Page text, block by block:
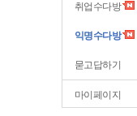
취업수다방
익명수다방
묻고답하기
마이페이지